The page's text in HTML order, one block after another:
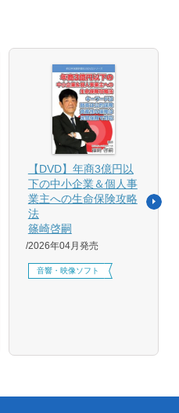
【DVD】年商3億円以
下の中小企業＆個人事
業主への生命保険攻略
法
篠崎啓嗣
2026年04月発売
音響・映像ソフト